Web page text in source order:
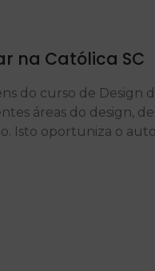
na Católica SC
do curso de Design
áreas do design,
Isto oportuniza o